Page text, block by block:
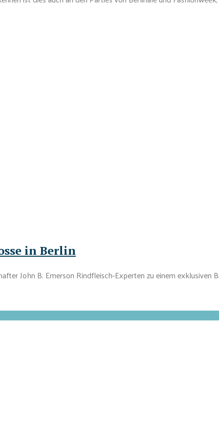
in Berlin
John B. Emerson Rindfleisch-Experten zu einem exklusiven